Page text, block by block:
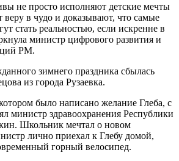
не просто исполняют детские мечты
веру в чудо и доказывают, что самые
стать реальностью, если искренне в
министр цифрового развития и
РМ.
зимнего праздника сбылась
из города Рузаевка.
было написано желание Глеба, с
министр здравоохранения Республики
Школьник мечтал о новом
лично приехал к Глебу домой,
горный велосипед.